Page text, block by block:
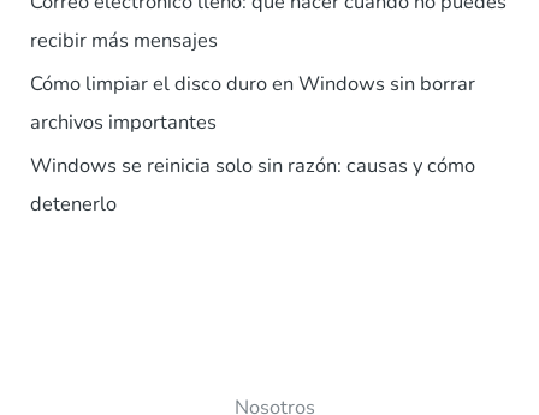
recibir más mensajes
Cómo limpiar el disco duro en Windows sin borrar
archivos importantes
Windows se reinicia solo sin razón: causas y cómo
detenerlo
Nosotros